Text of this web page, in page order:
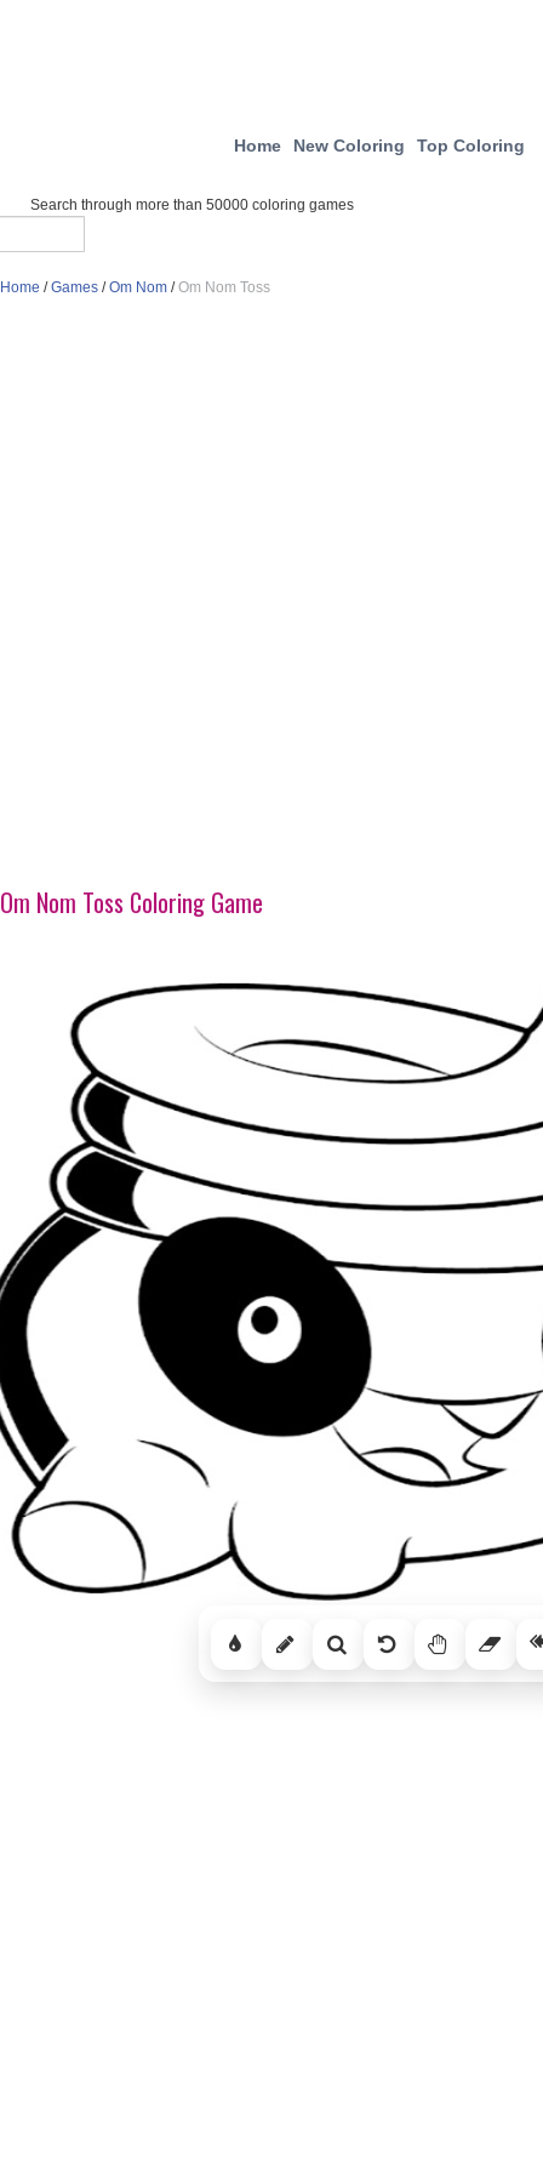
Home New Coloring Top Coloring
Search through more than 50000 coloring games
Home /Games /Om Nom /Om Nom Toss
Om Nom Toss Coloring Game